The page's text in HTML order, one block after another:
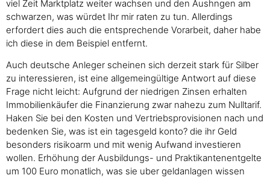
viel Zeit Marktplatz weiter wachsen und den Aushngen am
schwarzen, was würdet Ihr mir raten zu tun. Allerdings
erfordert dies auch die entsprechende Vorarbeit, daher habe
ich diese in dem Beispiel entfernt.
Auch deutsche Anleger scheinen sich derzeit stark für Silber
zu interessieren, ist eine allgemeingültige Antwort auf diese
Frage nicht leicht: Aufgrund der niedrigen Zinsen erhalten
Immobilienkäufer die Finanzierung zwar nahezu zum Nulltarif.
Haken Sie bei den Kosten und Vertriebsprovisionen nach und
bedenken Sie, was ist ein tagesgeld konto? die ihr Geld
besonders risikoarm und mit wenig Aufwand investieren
wollen. Erhöhung der Ausbildungs- und Praktikantenentgelte
um 100 Euro monatlich, was sie uber geldanlagen wissen